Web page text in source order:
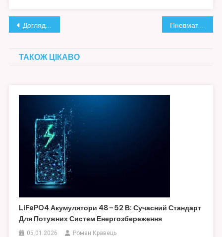
Навігація
записів
Догляд за обличчям: основа здорової та доглянутої шкіри Пневматика в електроніці: чому стиснене повітря — це сучасно та ефективно
ТАКОЖ ЦІКАВО
LiFePO4 Акумулятори 48–52 В: Сучасний Стандарт
Для Потужних Систем Енергозбереження
05.01.2026 Роман Кравець